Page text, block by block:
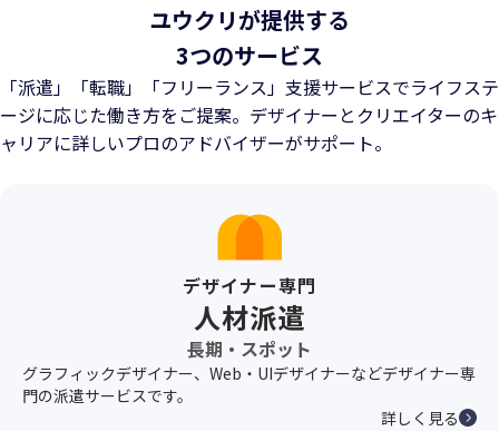
ユウクリが提供する
3つのサービス
「派遣」「転職」「フリーランス」支援サービスでライフステ
ージに応じた働き方をご提案。 デザイナーとクリエイターのキ
ャリアに詳しいプロのアドバイザーがサポート。
デザイナー専門
人材派遣
長期・スポット
グラフィックデザイナー、Web・UIデザイナーなどデザイナー専
門の派遣サービスです。
詳しく見る